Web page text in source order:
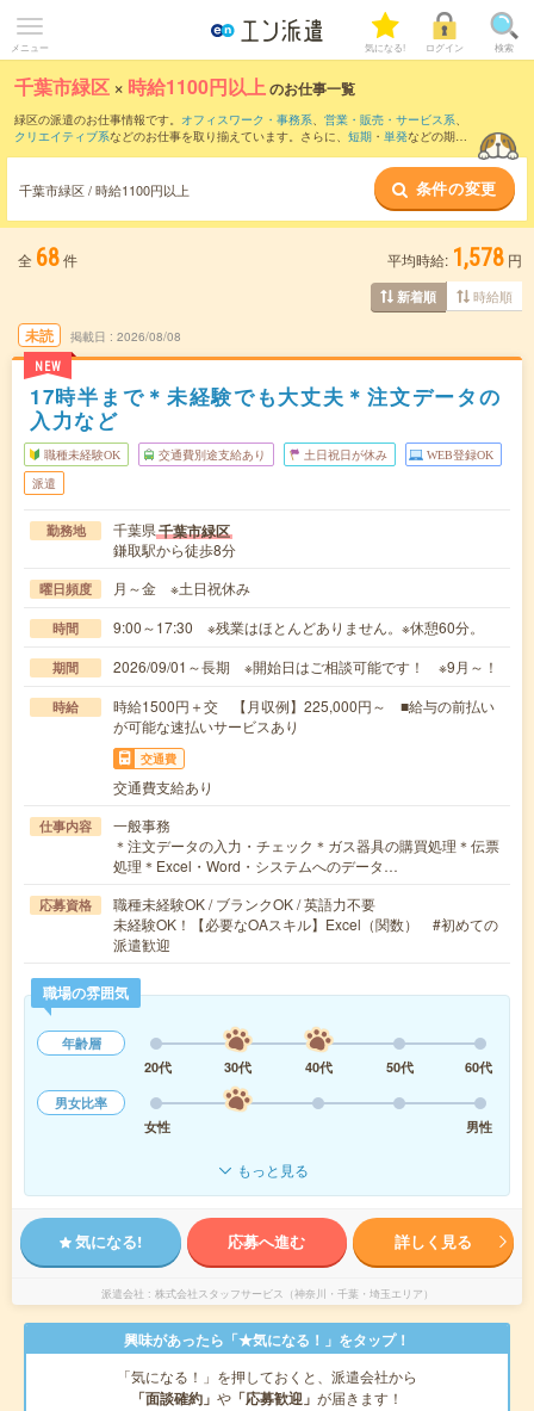
メニュー 気になる! ログイン 検索
千葉市緑区 × 時給1100円以上のお仕事一覧
緑区の派遣のお仕事情報です。 オフィスワーク・事務系、 営業・販売・サービス系、
クリエイティブ系などのお仕事を取り揃えています。さらに、 短期 ・ 単発などの期間
時給1150円以上・1800円以上 の求人はこちら
当サイトでは法令を遵守し、最低賃金以上の求人のみを掲載しています。
千葉市緑区 / 時給1100円以上 条件の変更
全 68件 平均時給: 1,578 円
新着順 時給順
未読
NEW
掲載日 2026/08/08
17時半まで＊未経験でも大丈夫＊注文データの
入力など
職種未経験OK 交通費別途支給あり 土日祝日が休み WEB登録OK
派遣
勤務地 千葉県千葉市緑区
鎌取駅から徒歩8分
曜日頻度 月～金 ※土日祝休み
時間 9:00～17:30 ※残業はほとんどありません。※休憩60分。
期間 2026/09/01～長期 ※開始日はご相談可能です！ ※9月～！
時給
時給1500円＋交 【月収例】225,000円～ ■給与の前払い
が可能な速払いサービスあり
交通費
交通費支給あり
仕事内容
一般事務
＊注文データの入力・チェック＊ガス器具の購買処理＊伝票
処理＊Excel・Word・システムへのデータ…
応募資格
職種未経験OK / ブランクOK / 英語力不要
未経験OK！【必要なOAスキル】Excel（関数） #初めての
派遣歓迎
職場の雰囲気
年齢層
20代
30代 40代 50代
60代
男女比率
女性
男性
もっと見る
気になる! 応募へ進む 詳しく見る
派遣会社 株式会社スタッフサービス（神奈川・千葉・埼玉エリア）
興味があったら「★気になる！」をタップ！
「気になる！」を押しておくと、派遣会社から
「面談確約」 や 「応募歓迎」 が届きます！